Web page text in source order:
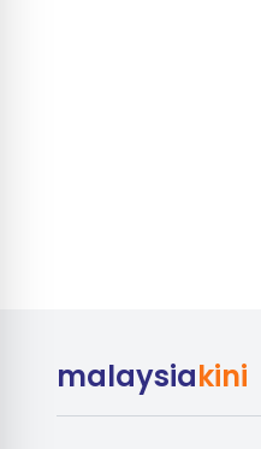
malaysiakini